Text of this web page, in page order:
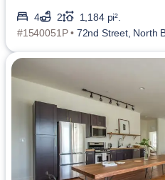
4 2
1,184 pi².
#1540051P • 72nd Street, North